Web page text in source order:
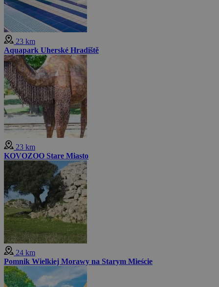
23 km
Aquapark Uherské Hradiště
23 km
KOVOZOO Stare Miasto
24 km
Pomnik Wielkiej Morawy na Starym Mieście